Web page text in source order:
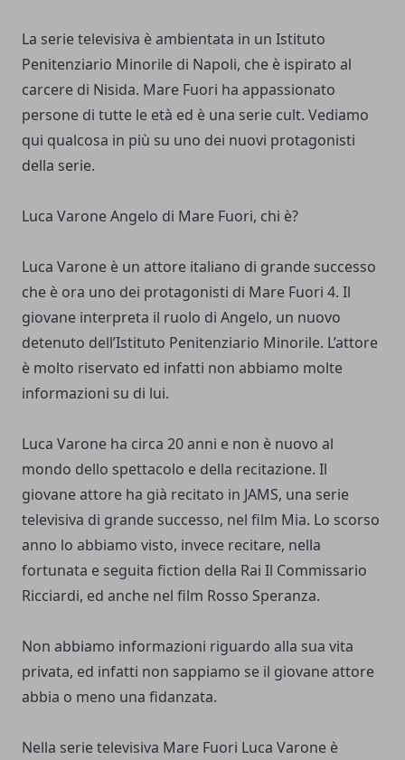
La serie televisiva è ambientata in un Istituto
Penitenziario Minorile di Napoli, che è ispirato al
carcere di Nisida. Mare Fuori ha appassionato
persone di tutte le età ed è una serie cult. Vediamo
qui qualcosa in più su uno dei nuovi protagonisti
della serie.
Luca Varone Angelo di Mare Fuori, chi è?
Luca Varone è un attore italiano di grande successo
che è ora uno dei protagonisti di Mare Fuori 4. Il
giovane interpreta il ruolo di Angelo, un nuovo
detenuto dell’Istituto Penitenziario Minorile. L’attore
è molto riservato ed infatti non abbiamo molte
informazioni su di lui.
Luca Varone ha circa 20 anni e non è nuovo al
mondo dello spettacolo e della recitazione. Il
giovane attore ha già recitato in JAMS, una serie
televisiva di grande successo, nel film Mia. Lo scorso
anno lo abbiamo visto, invece recitare, nella
fortunata e seguita fiction della Rai Il Commissario
Ricciardi, ed anche nel film Rosso Speranza.
Non abbiamo informazioni riguardo alla sua vita
privata, ed infatti non sappiamo se il giovane attore
abbia o meno una fidanzata.
Nella serie televisiva Mare Fuori Luca Varone è